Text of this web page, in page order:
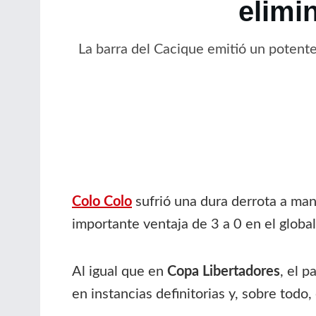
La barra del Cacique emitió un
Colo Colo sufrió una dura derrota a
importante ventaja de 3 a 0 en el
Al igual que en Copa Libertadores, el
en instancias definitorias y, sobre